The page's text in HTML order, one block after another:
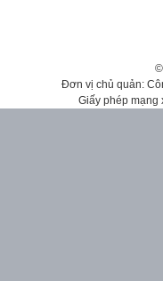
Đơn vị chủ quản:
Giấy phép mạng